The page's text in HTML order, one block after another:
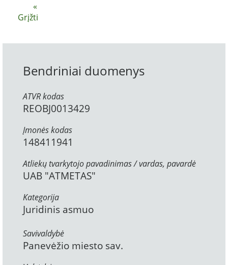
«
Grįžti
Bendriniai duomenys
ATVR kodas
REOBJ0013429
Įmonės kodas
148411941
Atliekų tvarkytojo pavadinimas / vardas, pavardė
UAB "ATMETAS"
Kategorija
Juridinis asmuo
Savivaldybė
Panevėžio miesto sav.